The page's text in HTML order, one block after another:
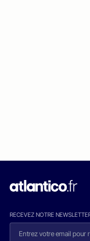
RECEVEZ NOTRE